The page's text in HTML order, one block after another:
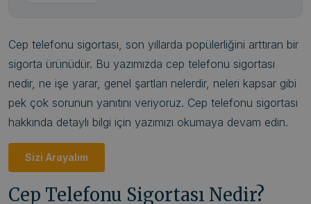
Cep telefonu sigortası, son yıllarda popülerliğini arttıran bir
sigorta ürünüdür. Bu yazımızda cep telefonu sigortası
nedir, ne işe yarar, genel şartları nelerdir, neleri kapsar gibi
pek çok sorunun yanıtını veriyoruz. Cep telefonu sigortası
hakkında detaylı bilgi için yazımızı okumaya devam edin.
Sizi Arayalım
Cep Telefonu Sigortası Nedir?